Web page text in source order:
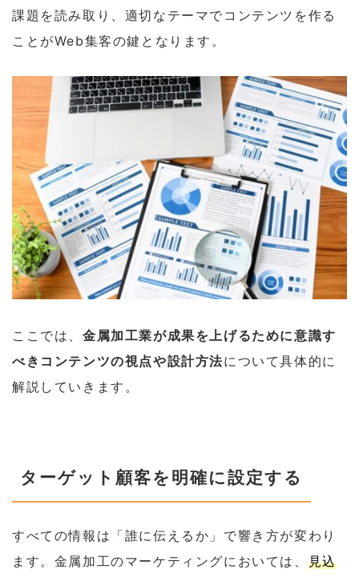
課題を読み取り、適切なテーマでコンテンツを作る
ことがWeb集客の鍵となります。
ここでは、 金属加工業が成果を上げるために意識す
べきコンテンツの視点や設計方法について具体的に
解説していきます。
ターゲット顧客を明確に設定する
すべての情報は「誰に伝えるか」で響き方が変わり
ます。金属加工のマーケティングにおいては、 見込